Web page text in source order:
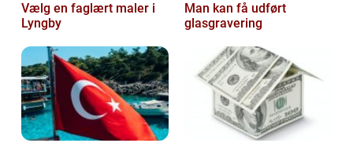
Vælg en faglært maler i
Lyngby
Man kan få udført
glasgravering